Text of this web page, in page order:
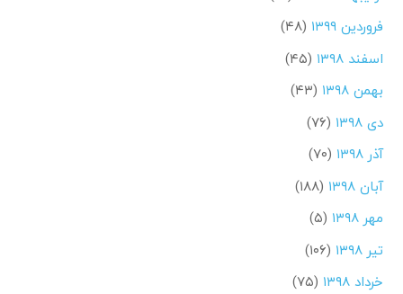
فروردین ۱۳۹۹
(۴۸)
اسفند ۱۳۹۸
(۴۵)
بهمن ۱۳۹۸
(۴۳)
دی ۱۳۹۸
(۷۶)
آذر ۱۳۹۸
(۷۰)
آبان ۱۳۹۸
(۱۸۸)
مهر ۱۳۹۸
(۵)
تیر ۱۳۹۸
(۱۰۶)
خرداد ۱۳۹۸
(۷۵)